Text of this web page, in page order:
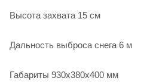
Высота захвата 15 см
Дальность выброса снега 6 м
Габариты 930х380х400 мм